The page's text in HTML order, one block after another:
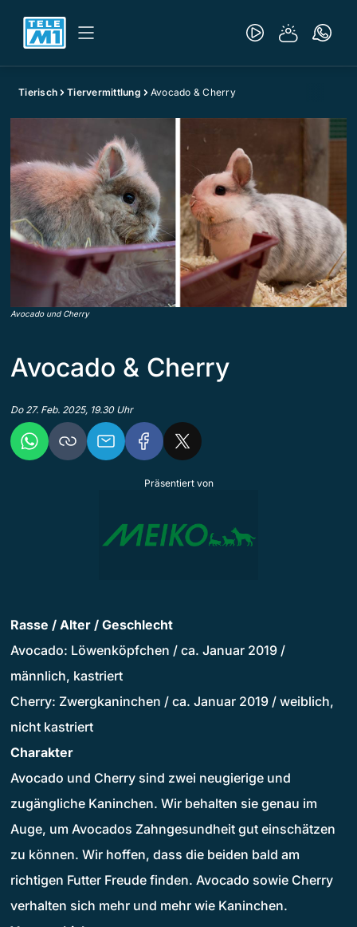
Tierisch Tiervermittlung Avocado & Cherry
Avocado und Cherry
Avocado & Cherry
Do 27. Feb. 2025, 19.30 Uhr
Präsentiert von
Rasse / Alter / Geschlecht
Avocado: Löwenköpfchen / ca. Januar 2019 /
männlich, kastriert
Cherry: Zwergkaninchen / ca. Januar 2019 / weiblich,
nicht kastriert
Charakter
Avocado und Cherry sind zwei neugierige und
zugängliche Kaninchen. Wir behalten sie genau im
Auge, um Avocados Zahngesundheit gut einschätzen
zu können. Wir hoffen, dass die beiden bald am
richtigen Futter Freude finden. Avocado sowie Cherry
verhalten sich mehr und mehr wie Kaninchen.